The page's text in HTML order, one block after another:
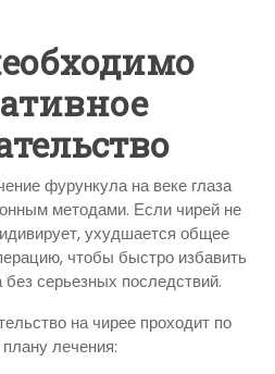
фурункула на веке глаза
методами. Если чирей не
ухудшается общее
чтобы быстро избавить
без серьезных последствий.
на чирее проходит по
лечения: